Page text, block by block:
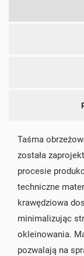
Taśma
została
procesie
techniczne
krawędziowa
minimalizując
okleinowania.
pozwalają na